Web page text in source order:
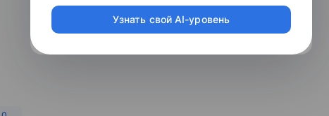
шейпов
Узнать свой AI-уровень